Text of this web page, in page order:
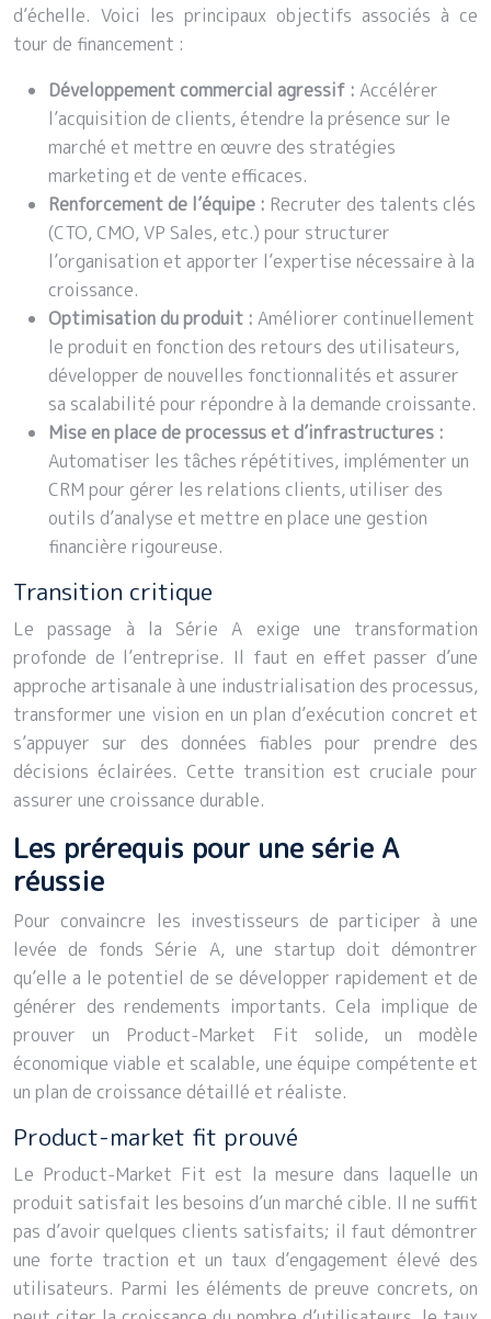
d’échelle. Voici les principaux objectifs associés à ce
tour de financement :
Développement commercial agressif : Accélérer
l’acquisition de clients, étendre la présence sur le
marché et mettre en œuvre des stratégies
marketing et de vente efficaces.
Renforcement de l’équipe : Recruter des talents clés
(CTO, CMO, VP Sales, etc.) pour structurer
l’organisation et apporter l’expertise nécessaire à la
croissance.
Optimisation du produit : Améliorer continuellement
le produit en fonction des retours des utilisateurs,
développer de nouvelles fonctionnalités et assurer
sa scalabilité pour répondre à la demande croissante.
Mise en place de processus et d’infrastructures :
Automatiser les tâches répétitives, implémenter un
CRM pour gérer les relations clients, utiliser des
outils d’analyse et mettre en place une gestion
financière rigoureuse.
Transition critique
Le passage à la Série A exige une transformation
profonde de l’entreprise. Il faut en effet passer d’une
approche artisanale à une industrialisation des processus,
transformer une vision en un plan d’exécution concret et
s’appuyer sur des données fiables pour prendre des
décisions éclairées. Cette transition est cruciale pour
assurer une croissance durable.
Les prérequis pour une série A
réussie
Pour convaincre les investisseurs de participer à une
levée de fonds Série A, une startup doit démontrer
qu’elle a le potentiel de se développer rapidement et de
générer des rendements importants. Cela implique de
prouver un Product-Market Fit solide, un modèle
économique viable et scalable, une équipe compétente et
un plan de croissance détaillé et réaliste.
Product-market fit prouvé
Le Product-Market Fit est la mesure dans laquelle un
produit satisfait les besoins d’un marché cible. Il ne suffit
pas d’avoir quelques clients satisfaits; il faut démontrer
une forte traction et un taux d’engagement élevé des
utilisateurs. Parmi les éléments de preuve concrets, on